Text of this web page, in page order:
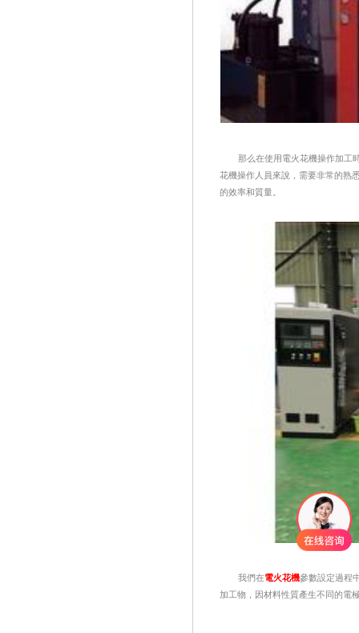
那么在使用電火花機操作加工時
花機操作人員來說，需要非常的熟
的效率和質量。
我們在電火花機參數設定過程
加工物，因材料性質產生不同的電